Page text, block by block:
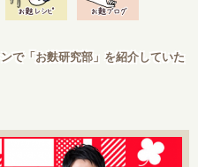
で「お麩研究部」を紹介していた